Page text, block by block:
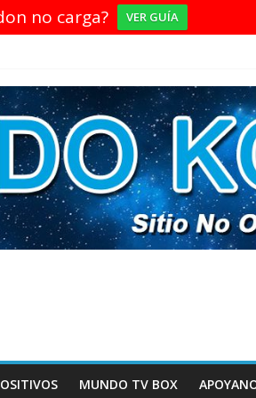
no carga? VER GUÍA
MUNDO TV BOX